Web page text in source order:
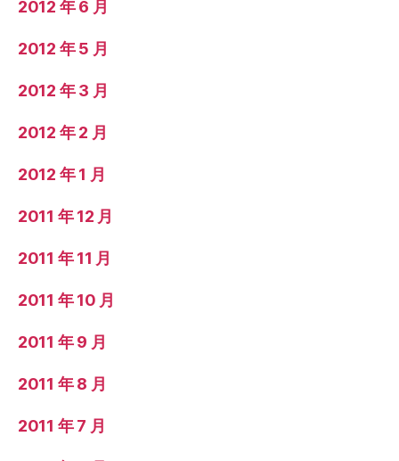
2012 年 6 月
2012 年 5 月
2012 年 3 月
2012 年 2 月
2012 年 1 月
2011 年 12 月
2011 年 11 月
2011 年 10 月
2011 年 9 月
2011 年 8 月
2011 年 7 月